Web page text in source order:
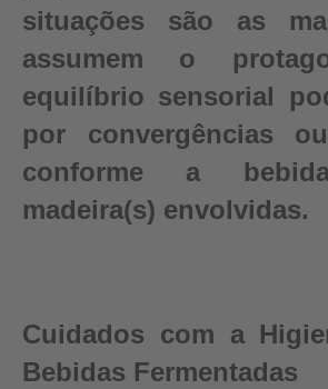
situações são as
assumem o
equilíbrio sensorial
por convergências
conforme a
madeira(s) envolvidas.
Cuidados com a
Bebidas Fermentadas